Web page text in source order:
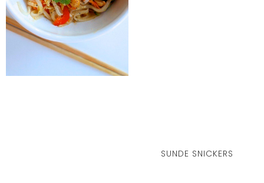
SUNDE SNICKERS